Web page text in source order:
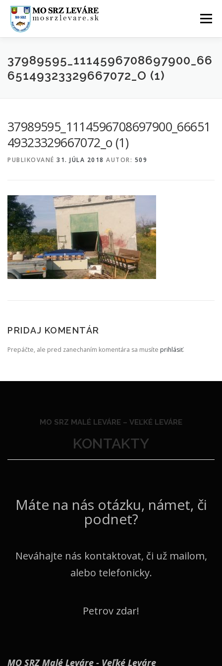
Prejsť
obsah
Menu
ÚVOD AKTUALITY O NÁS FOTOGALÉRIA
37989595_1114596708697900_66
65149323329667072_O (1)
37989595_1114596708697900_66651
49323329667072_o (1)
PUBLIKOVANÉ 31. JÚLA 2018 AUTOR: 509
PRIDAJ KOMENTÁR
Prepáčte, ale pred zanechaním komentára sa musíte prihlásiť.
MO SRZ MALÉ LEVÁRE – VEĽKÉ LEVÁRE
KONTAKTY
Máte na nás otázku, námet, či
podnet?
Neváhajte nás kontaktovat, či už mailom,
alebo telefonicky.
Petrov zdar!
MO SRZ Malé Leváre - Veľké Leváre